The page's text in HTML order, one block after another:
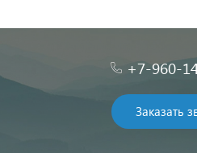
+7-960-
Заказать